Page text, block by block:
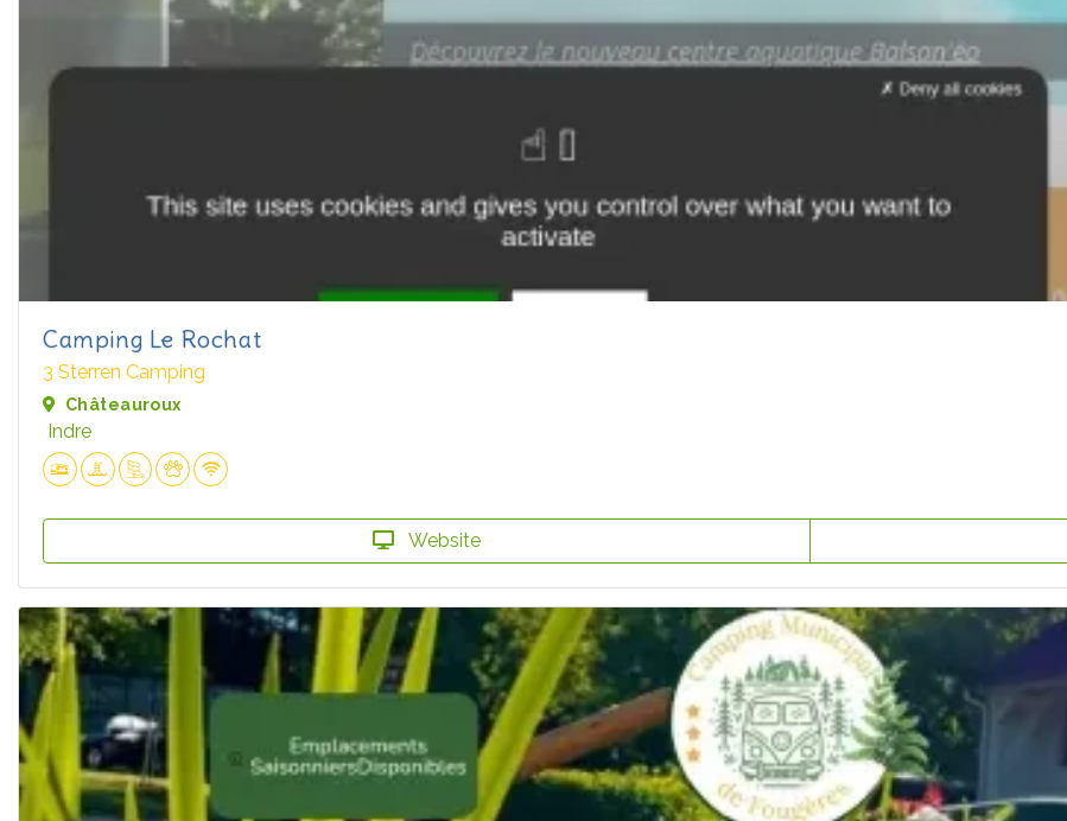
Camping Le Rochat
3 Sterren Camping
Châteauroux
Indre
Website